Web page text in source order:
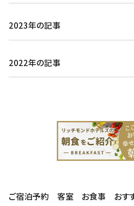
2023年の記事
2022年の記事
ご宿泊予約 客室 お食事
おす